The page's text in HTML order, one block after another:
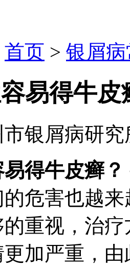
首页 > 银屑
易得牛皮
市银屑病研
得牛皮癣？
危害也越
重视，治
加严重，